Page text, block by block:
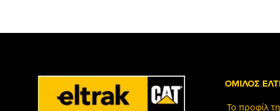
ΟΜΙΛΟΣ
Το προφίλ